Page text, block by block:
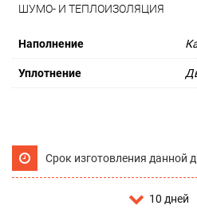
ШУМО- И ТЕПЛОИЗОЛЯЦИЯ
Наполнение
Уплотнение
Срок изготовления данной
10 дней